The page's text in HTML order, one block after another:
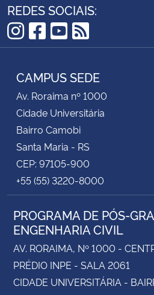
REDES SOCIAIS:
Instagram
Facebook
YouTube
RSS
CAMPUS SEDE
Av. Roraima nº 1000
Cidade Universitária
Bairro Camobi
Santa Maria - RS
CEP: 97105-900
+55 (55) 3220-8000
PROGRAMA DE PÓS-
ENGENHARIA CIVIL
AV. RORAIMA, Nº 1000 -
PRÉDIO INPE - SALA 2061
CIDADE UNIVERSITÁRIA -